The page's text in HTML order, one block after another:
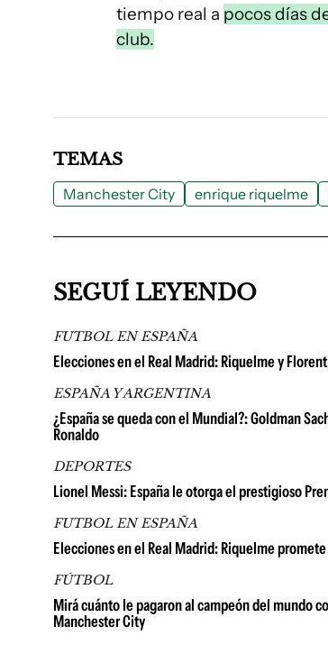
tiempo real a pocos días
club.
TEMAS
Manchester City enrique riquelme
SEGUÍ LEYENDO
FUTBOL EN ESPAÑA
Elecciones en el Real Madrid: Riquelme y
ESPAÑA Y ARGENTINA
¿España se queda con el Mundial?: Goldman
Ronaldo
DEPORTES
Lionel Messi: España le otorga el prestigioso
FUTBOL EN ESPAÑA
Elecciones en el Real Madrid: Riquelme
FÚTBOL
Mirá cuánto le pagaron al campeón del mundo
Manchester City